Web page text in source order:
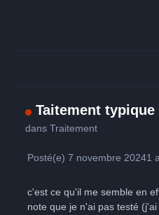
Taitement typique
dansTraitement
Posté(e)7 novembre 20241 a
c'est ce qu'il me semble en
note que je n'ai pas testé